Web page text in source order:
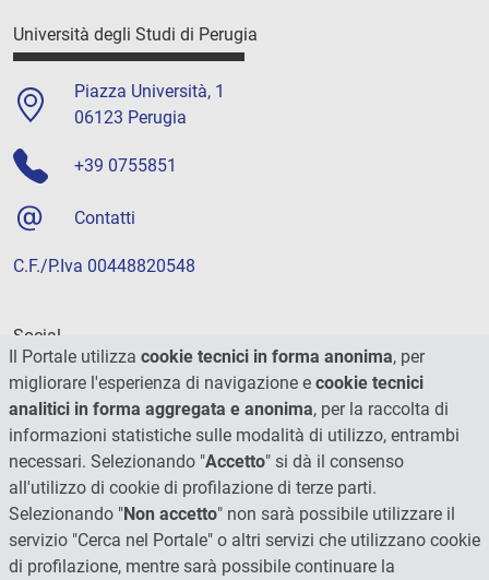
Università degli Studi di Perugia
Piazza Università, 1
06123 Perugia
+39 0755851
Contatti
C.F./P.Iva 00448820548
Social
Il Portale utilizza cookie tecnici in forma anonima, per
migliorare l'esperienza di navigazione e cookie tecnici
analitici in forma aggregata e anonima, per la raccolta di
informazioni statistiche sulle modalità di utilizzo, entrambi
necessari. Selezionando "Accetto" si dà il consenso
all'utilizzo di cookie di profilazione di terze parti.
Selezionando "Non accetto" non sarà possibile utilizzare il
servizio "Cerca nel Portale" o altri servizi che utilizzano cookie
di profilazione, mentre sarà possibile continuare la